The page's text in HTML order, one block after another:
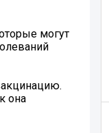
могут
она